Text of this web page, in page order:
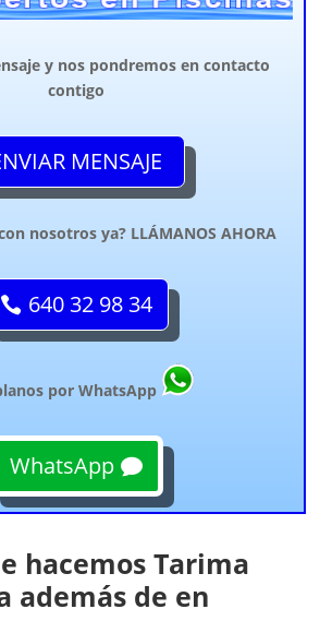
y nos pondremos en contacto
contigo
MENSAJE
nosotros ya? LLÁMANOS AHORA
640 32 98 34
por WhatsApp
WhatsApp
hacemos Tarima
además de en